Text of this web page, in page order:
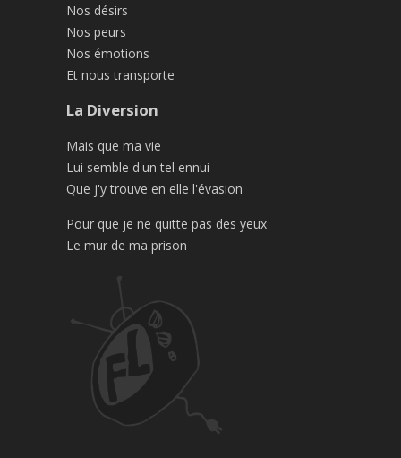
Nos désirs
Nos peurs
Nos émotions
Et nous transporte
La Diversion
Mais que ma vie
Lui semble d'un tel ennui
Que j'y trouve en elle l'évasion
Pour que je ne quitte pas des yeux
Le mur de ma prison